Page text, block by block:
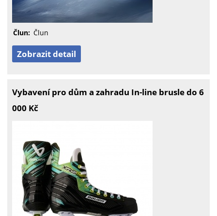
Člun: Člun
Zobrazit detail
Vybavení pro dům a zahradu In-line brusle do 6
000 Kč